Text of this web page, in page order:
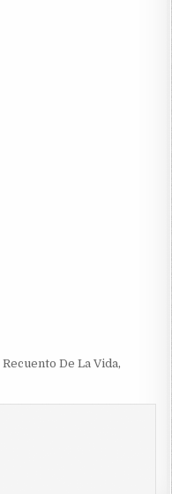
Recuento De La Vida,